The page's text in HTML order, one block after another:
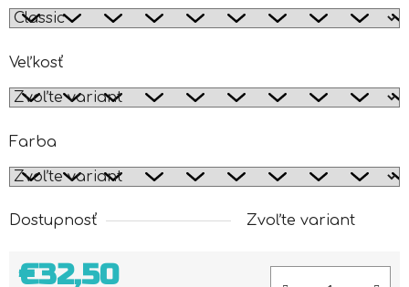
Veľkosť
Farba
Dostupnosť Zvoľte variant
€32,50